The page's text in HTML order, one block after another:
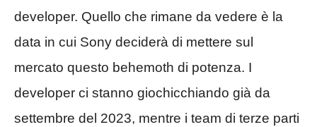
developer. Quello che rimane da vedere è la
data in cui Sony deciderà di mettere sul
mercato questo behemoth di potenza. I
developer ci stanno giochicchiando già da
settembre del 2023, mentre i team di terze parti